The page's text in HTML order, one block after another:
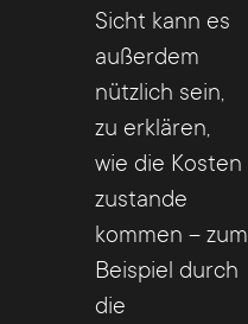
Sicht kann es
außerdem
nützlich sein,
zu erklären,
wie die Kosten
zustande
kommen – zum
Beispiel durch
die